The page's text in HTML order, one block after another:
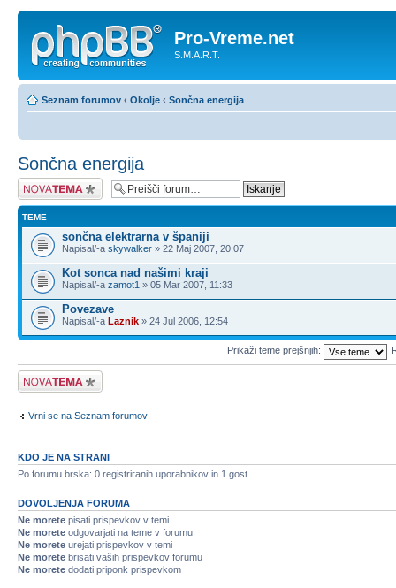
Pro-Vreme.net
S.M.A.R.T.
Seznam forumov ‹ Okolje ‹ Sončna energija
Sončna energija
Napiši novo temo
TEME
sončna elektrarna v španiji
Napisal/-a skywalker » 22 Maj 2007, 20:07
Kot sonca nad našimi kraji
Napisal/-a zamot1 » 05 Mar 2007, 11:33
Povezave
Napisal/-a Laznik » 24 Jul 2006, 12:54
Prikaži teme prejšnjih:
Napiši novo temo
Vrni se na Seznam forumov
KDO JE NA STRANI
Po forumu brska: 0 registriranih uporabnikov in 1 gost
DOVOLJENJA FORUMA
Ne morete pisati prispevkov v temi
Ne morete odgovarjati na teme v forumu
Ne morete urejati prispevkov v temi
Ne morete brisati vaših prispevkov forumu
Ne morete dodati priponk prispevkom